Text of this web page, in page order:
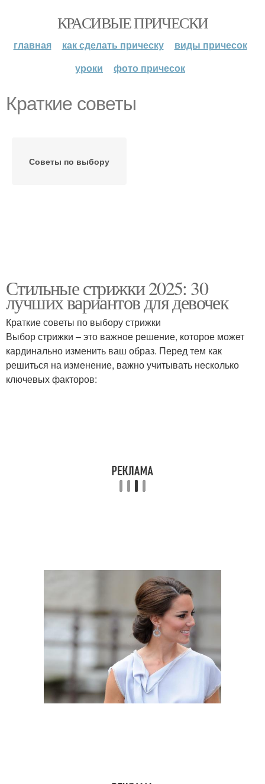
КРАСИВЫЕ ПРИЧЕСКИ
главная как сделать прическу
виды причесок
уроки
фото причесок
Краткие советы
Советы по выбору
Стильные стрижки 2025: 30
лучших вариантов для девочек
Краткие советы по выбору стрижки
Выбор стрижки – это важное решение, которое может
кардинально изменить ваш образ. Перед тем как
решиться на изменение, важно учитывать несколько
ключевых факторов: